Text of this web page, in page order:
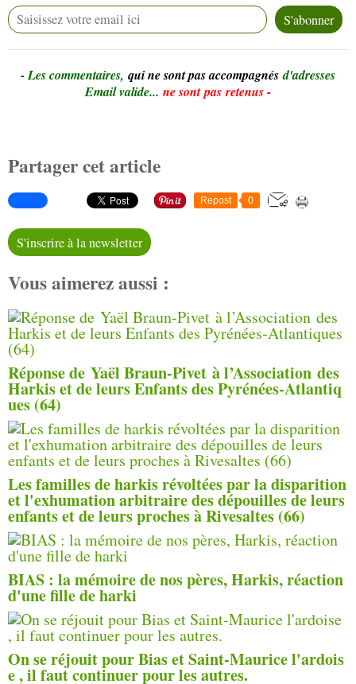
- Les commentaires, qui ne sont pas accompagnésd'adresses
Email valide... ne sont pas retenus -
Partager cet article
Repost 0
S'inscrire à la newsletter
Vous aimerez aussi :
Réponse de Yaël Braun-Pivet à l’Association des
Harkis et de leurs Enfants des Pyrénées-Atlantiq
ues (64)
Les familles de harkis révoltées par la disparition
et l'exhumation arbitraire des dépouilles de leurs
enfants et de leurs proches à Rivesaltes (66)
BIAS : la mémoire de nos pères, Harkis, réaction
d'une fille de harki
On se réjouit pour Bias et Saint-Maurice l'ardois
e , il faut continuer pour les autres.